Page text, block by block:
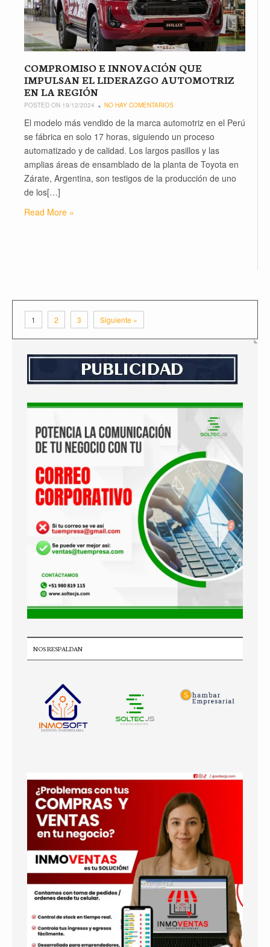
COMPROMISO E INNOVACIÓN QUE
IMPULSAN EL LIDERAZGO AUTOMOTRIZ
EN LA REGIÓN
POSTED ON 19/12/2024 NO HAY COMENTARIOS
El modelo más vendido de la marca automotriz en el Perú
se fábrica en solo 17 horas, siguiendo un proceso
automatizado y de calidad. Los largos pasillos y las
amplias áreas de ensamblado de la planta de Toyota en
Zárate, Argentina, son testigos de la producción de uno
de los[…]
Read More »
1 2 3 Siguiente »
NOS RESPALDAN